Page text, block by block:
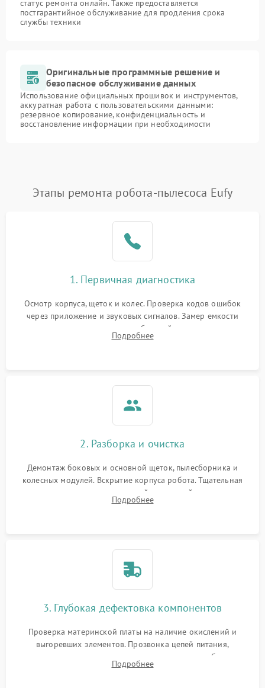
статус ремонта онлайн. Также предоставляется
постгарантийное обслуживание для продления срока
службы техники
Оригинальные программные решение и
безопасное обслуживание данных
Использование официальных прошивок и инструментов,
аккуратная работа с пользовательскими данными:
резервное копирование, конфиденциальность и
восстановление информации при необходимости
Этапы ремонта робота-пылесоса Eufy
1. Первичная диагностика
Осмотр корпуса, щеток и колес. Проверка кодов ошибок
через приложение и звуковых сигналов. Замер емкости
аккумулятора и тестирование базовой станции зарядки.
Оценка работы лидара, бампера и датчиков падения для
Подробнее
2. Разборка и очистка
Демонтаж боковых и основной щеток, пылесборника и
колесных модулей. Вскрытие корпуса робота. Тщательная
очистка внутренних полостей, шестерней и плат от
скопившейся пыли, волос и шерсти животных с
Подробнее
3. Глубокая дефектовка компонентов
Проверка материнской платы на наличие окислений и
выгоревших элементов. Прозвонка цепей питания,
тестирование приводных моторов колес и турбины
всасывания. Оценка состояния оптических и инфракрасных
Подробнее